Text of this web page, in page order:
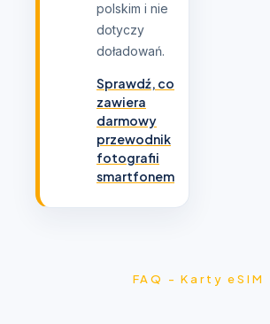
polskim i nie
dotyczy
doładowań.
Sprawdź, co
zawiera
darmowy
przewodnik
fotografii
smartfonem
FAQ - Karty eSIM